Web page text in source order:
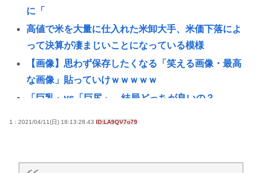
に「
高値で米を大量に仕入れた米卸大手、米価下落によ
って決算が凄まじいことになっている模様
【画像】思わず保存したくなる「笑える画像・最高
な画像」貼っていけｗｗｗｗｗ
「巨乳」vs「巨尻」→結局どっちが良いの？
【朗報】菅直人元総理、再評価されるwww
1 : 2021/04/11(日) 18:13:28.43 ID:LA9QV7o79